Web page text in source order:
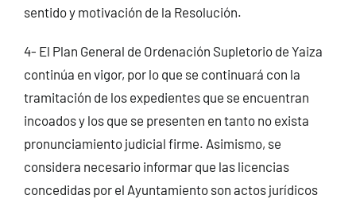
sentido y motivación de la Resolución.
4- El Plan General de Ordenación Supletorio de Yaiza
continúa en vigor, por lo que se continuará con la
tramitación de los expedientes que se encuentran
incoados y los que se presenten en tanto no exista
pronunciamiento judicial firme. Asimismo, se
considera necesario informar que las licencias
concedidas por el Ayuntamiento son actos jurídicos